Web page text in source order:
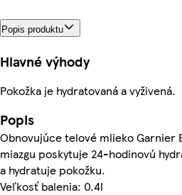
Popis produktu
Hlavné výhody
Pokožka je hydratovaná a vyživená.
Popis
Obnovujúce telové mlieko Garnier
miazgu poskytuje 24-hodinovú
a hydratuje pokožku.
Veľkosť balenia: 0.4l